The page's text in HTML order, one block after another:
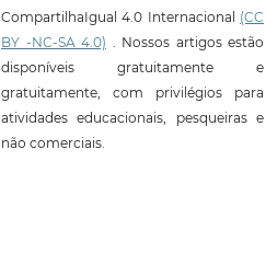
CompartilhaIgual 4.0 Internacional (CC
BY -NC-SA 4.0) . Nossos artigos estão
disponíveis gratuitamente e
gratuitamente, com privilégios para
atividades educacionais, pesqueiras e
não comerciais.